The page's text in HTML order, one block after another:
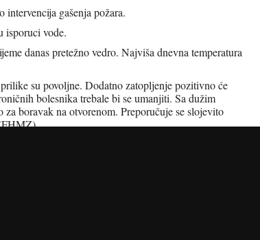
intervencija gašenja požara.
isporuci vode.
danas pretežno vedro. Najviša dnevna temperatura
su povoljne. Dodatno zatopljenje pozitivno će
bolesnika trebale bi se umanjiti. Sa dužim
boravak na otvorenom. Preporučuje se slojevito